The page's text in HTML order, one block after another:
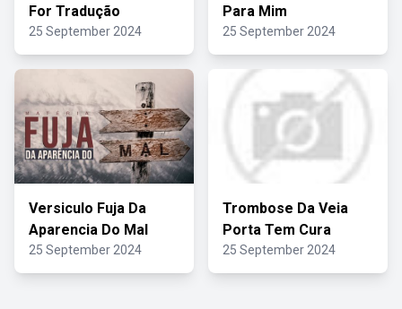
For Tradução
25 September 2024
Para Mim
25 September 2024
Versiculo Fuja Da
Aparencia Do Mal
25 September 2024
Trombose Da Veia
Porta Tem Cura
25 September 2024